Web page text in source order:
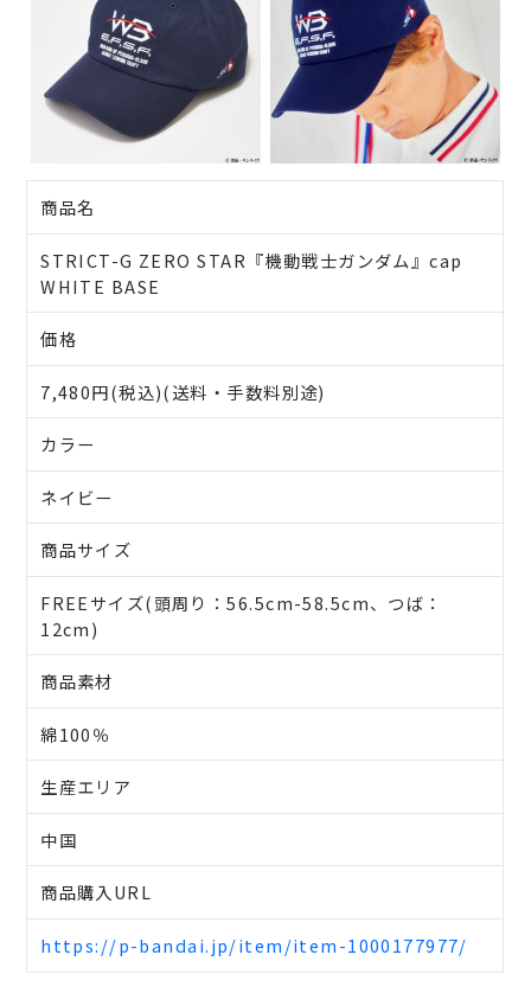
商品名
STRICT-G ZERO STAR『機動戦士ガンダム』cap
WHITE BASE
価格
7,480円(税込)(送料・手数料別途)
カラー
ネイビー
商品サイズ
FREEサイズ(頭周り：56.5cm-58.5cm、つば：
12cm)
商品素材
綿100％
生産エリア
中国
商品購入URL
https://p-bandai.jp/item/item-1000177977/